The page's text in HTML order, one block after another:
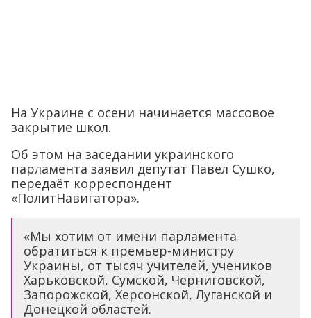
На Украине с осени начинается массовое
закрытие школ.
Об этом на заседании украинского
парламента заявил депутат Павел Сушко,
передаёт корреспондент
«ПолитНавигатора».
«Мы хотим от имени парламента
обратиться к премьер-министру
Украины, от тысяч учителей, учеников
Харьковской, Сумской, Черниговской,
Запорожской, Херсонской, Луганской и
Донецкой областей.